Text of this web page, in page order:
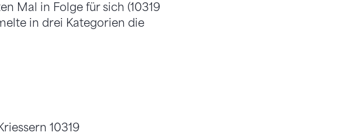
Mal in Folge für sich (10319
in drei Kategorien die
10319